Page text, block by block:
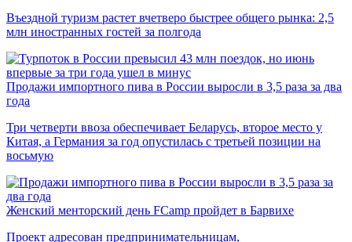
Въездной туризм растет вчетверо быстрее общего рынка: 2,5
млн иностранных гостей за полгода
Продажи импортного пива в России выросли в 3,5 раза за два
года
Три четверти ввоза обеспечивает Беларусь, второе место у
Китая, а Германия за год опустилась с третьей позиции на
восьмую
Женский менторский день FCamp пройдет в Барвихе
Проект адресован предпринимательницам,